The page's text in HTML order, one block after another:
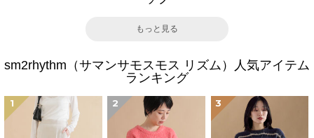
もっと見る
sm2rhythm（サマンサモスモス リズム）人気アイテム
ランキング
1 2 3